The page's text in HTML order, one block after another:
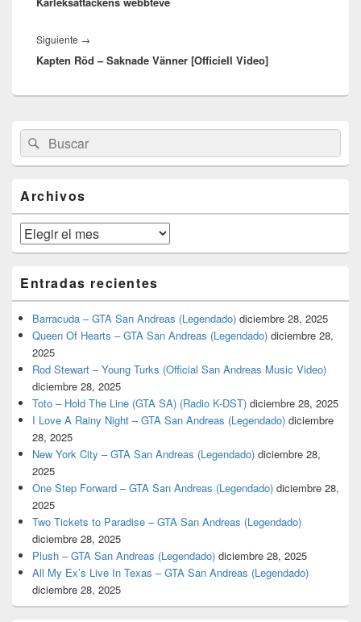
Siguiente →
siguiente:
Kapten Röd – Saknade Vänner [Officiell Video]
área
de
widget
lateral
primaria
Buscar
por:
Buscar
Archivos
Archivos
Entradas recientes
Barracuda – GTA San Andreas (Legendado) diciembre 28, 2025
Queen Of Hearts – GTA San Andreas (Legendado) diciembre 28,
2025
Rod Stewart – Young Turks (Official San Andreas Music Video)
diciembre 28, 2025
Toto – Hold The Line (GTA SA) (Radio K-DST) diciembre 28, 2025
I Love A Rainy Night – GTA San Andreas (Legendado) diciembre
28, 2025
New York City – GTA San Andreas (Legendado) diciembre 28,
2025
One Step Forward – GTA San Andreas (Legendado) diciembre 28,
2025
Two Tickets to Paradise – GTA San Andreas (Legendado)
diciembre 28, 2025
Plush – GTA San Andreas (Legendado) diciembre 28, 2025
All My Ex’s Live In Texas – GTA San Andreas (Legendado)
diciembre 28, 2025